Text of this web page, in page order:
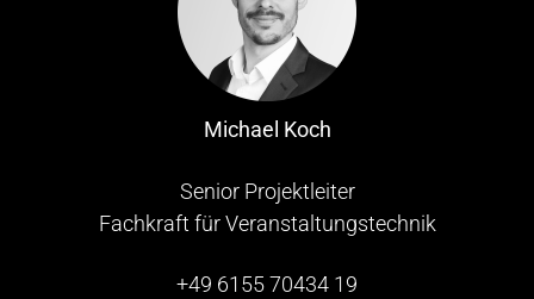
Michael Koch
Senior Projektleiter
Fachkraft für Veranstaltungstechnik
+49 6155 70434 19